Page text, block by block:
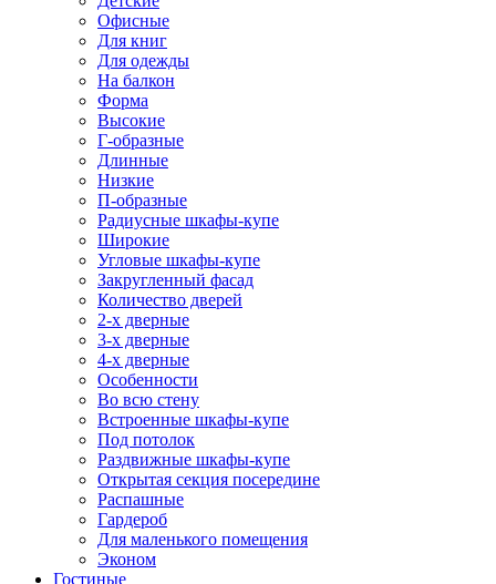
Офисные
Для книг
Для одежды
На балкон
Форма
Высокие
Г-образные
Длинные
Низкие
П-образные
Радиусные шкафы-купе
Широкие
Угловые шкафы-купе
Закругленный фасад
Количество дверей
2-х дверные
3-х дверные
4-х дверные
Особенности
Во всю стену
Встроенные шкафы-купе
Под потолок
Раздвижные шкафы-купе
Открытая секция посередине
Распашные
Гардероб
Для маленького помещения
Эконом
Гостиные